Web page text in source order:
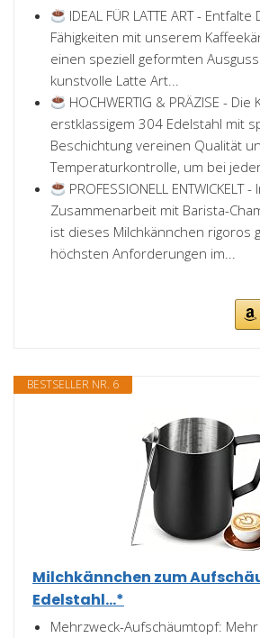
IDEAL FÜR LATTE ART -
Fähigkeiten mit unserem
einen speziell geformten
kunstvolle Latte Art...
HOCHWERTIG & PRÄZISE -
erstklassigem 304 Edelstahl mit
Beschichtung vereinen Qualität
Temperaturkontrolle, um bei
PROFESSIONELL ENTWICKELT -
Zusammenarbeit mit Barista-
ist dieses Milchkännchen rigoros
höchsten Anforderungen im...
BESTSELLER NR. 6
Milchkännchen zum
Edelstahl...*
Mehrzweck-Aufschäumtopf: